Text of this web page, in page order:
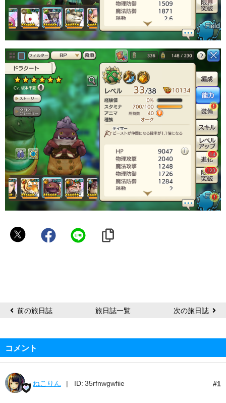
な
前の旅日誌 旅日誌一覧 次の旅日誌
コメント
1
ねこりん ID: 35rfnwgwfiie